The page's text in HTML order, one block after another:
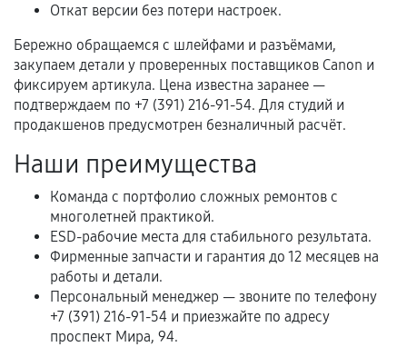
Нарушение правил эксплуатации,
механические повреждения, попадание влаги,
перегрев, коррозия.
Самостоятельный ремонт или вмешательство
третьих лиц.
предусмотрено отдельно.
Обращение после окончания гарантийного
срока.
Программные сбои, если это не указано в
отдельных условиях.
Откат версии без потери настроек.
Бережно обращаемся с шлейфами и разъёмами,
закупаем детали у проверенных поставщиков Canon и
фиксируем артикула. Цена известна заранее —
подтверждаем по +7 (391) 216-91-54. Для студий и
продакшенов предусмотрен безналичный расчёт.
Наши преимущества
Команда с портфолио сложных ремонтов с
многолетней практикой.
ESD-рабочие места для стабильного результата.
Фирменные запчасти и гарантия до 12 месяцев на
работы и детали.
Персональный менеджер — звоните по телефону
+7 (391) 216-91-54 и приезжайте по адресу
проспект Мира, 94.